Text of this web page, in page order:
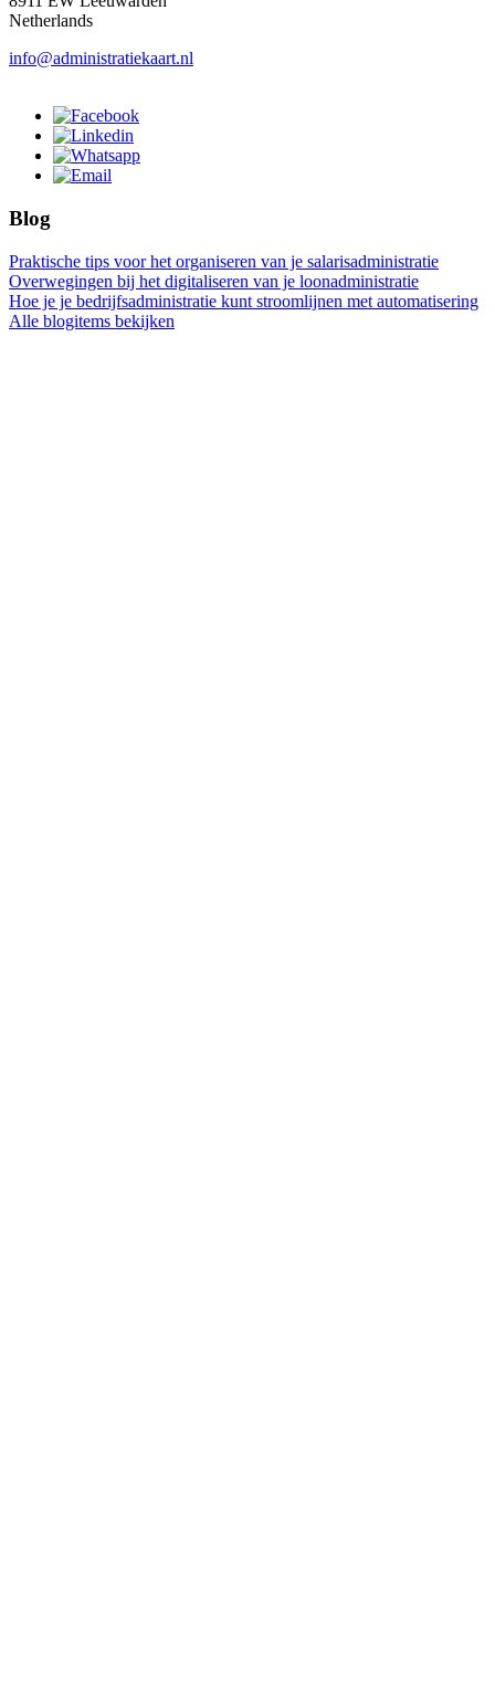
Netherlands
info@administratiekaart.nl
Blog
Praktische tips voor het organiseren van je salarisadministratie
Overwegingen bij het digitaliseren van je loonadministratie
Hoe je je bedrijfsadministratie kunt stroomlijnen met automatisering
Alle blogitems bekijken